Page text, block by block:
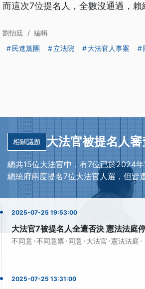
而這次7位提名人，全數沒通過，賴
劉怡廷 / 編輯
民進黨團
立法院 大法官人事案
相關議題 大法官被提名人審
總共15位大法官中，有7位已於2024
總統府兩度提名7位大法官人選，但皆
2025-07-25 19:53:00
大法官7被提名人全遭否決 憲法法庭
不同意·不同意票· 同意· 大法官 ·憲法法庭 ·
2025-07-25 13:31:00